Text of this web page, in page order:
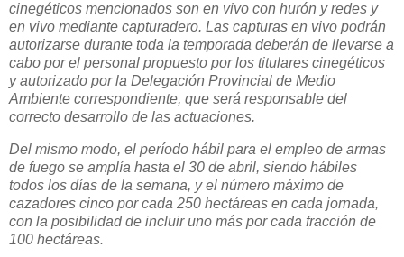
cinegéticos mencionados son en vivo con hurón y redes y
en vivo mediante capturadero. Las capturas en vivo podrán
autorizarse durante toda la temporada deberán de llevarse a
cabo por el personal propuesto por los titulares cinegéticos
y autorizado por la Delegación Provincial de Medio
Ambiente correspondiente, que será responsable del
correcto desarrollo de las actuaciones.
Del mismo modo, el período hábil para el empleo de armas
de fuego se amplía hasta el 30 de abril, siendo hábiles
todos los días de la semana, y el número máximo de
cazadores cinco por cada 250 hectáreas en cada jornada,
con la posibilidad de incluir uno más por cada fracción de
100 hectáreas.